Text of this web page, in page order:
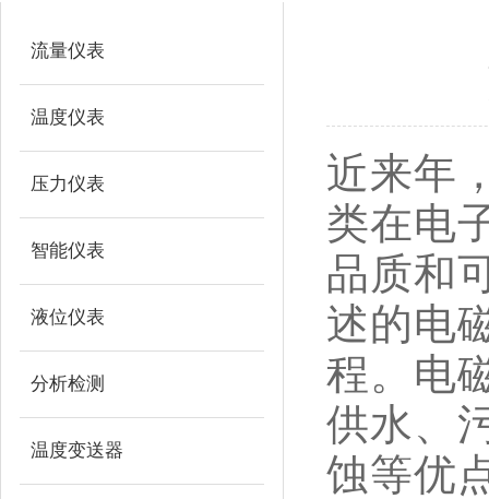
流量仪表
温度仪表
压力仪表
智能仪表
液位仪表
分析检测
温度变送器
近来年
类在电
品质和
述的电
程。电
供水、
蚀等优